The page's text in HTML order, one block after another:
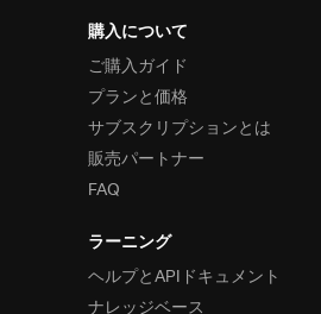
購入について
ご購入ガイド
プランと価格
サブスクリプションとは
販売パートナー
FAQ
ラーニング
ヘルプとAPIドキュメント